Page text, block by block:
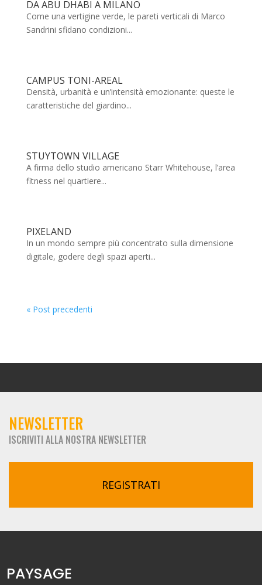
DA ABU DHABI A MILANO
Come una vertigine verde, le pareti verticali di Marco
Sandrini sfidano condizioni...
CAMPUS TONI-AREAL
Densità, urbanità e un’intensità emozionante: queste le
caratteristiche del giardino...
STUYTOWN VILLAGE
A firma dello studio americano Starr Whitehouse, l’area
fitness nel quartiere...
PIXELAND
In un mondo sempre più concentrato sulla dimensione
digitale, godere degli spazi aperti...
« Post precedenti
NEWSLETTER
ISCRIVITI ALLA NOSTRA NEWSLETTER
REGISTRATI
PAYSAGE